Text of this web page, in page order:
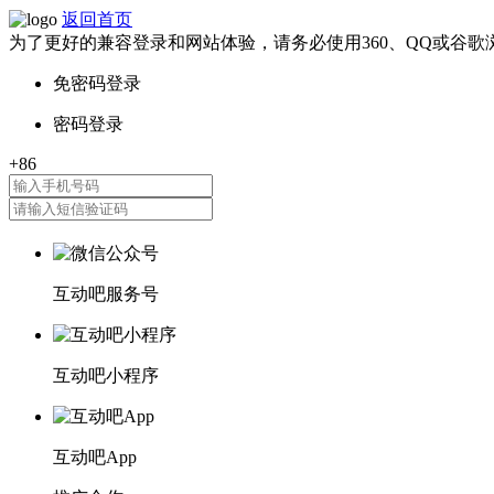
返回首页
为了更好的兼容登录和网站体验，请务必使用360、QQ或谷歌
互动吧服务号
互动吧小程序
互动吧App